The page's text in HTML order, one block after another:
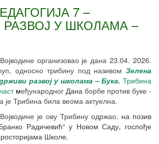
7 –
У ШКОЛАМА –
организовао је дана 23.04. 2026.
односно трибину под називом Зелена
развој у школама – Бука. Трибина
међународног Дана борбе против буке -
је Трибина била веома актуелна.
је ову Трибину одржао, на позив
Радичевић“ у Новом Саду, госпође
Школе.